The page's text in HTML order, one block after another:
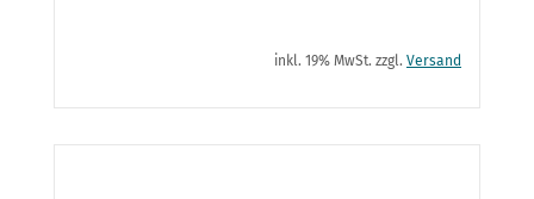
inkl. 19% MwSt. zzgl. Versand